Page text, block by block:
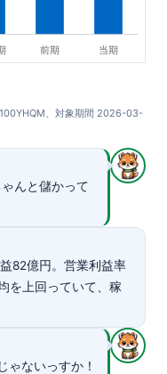
、対象期間 2026-03-
んと儲かって
82億円。営業利益率
を上回っていて、稼
ゃないっすか！